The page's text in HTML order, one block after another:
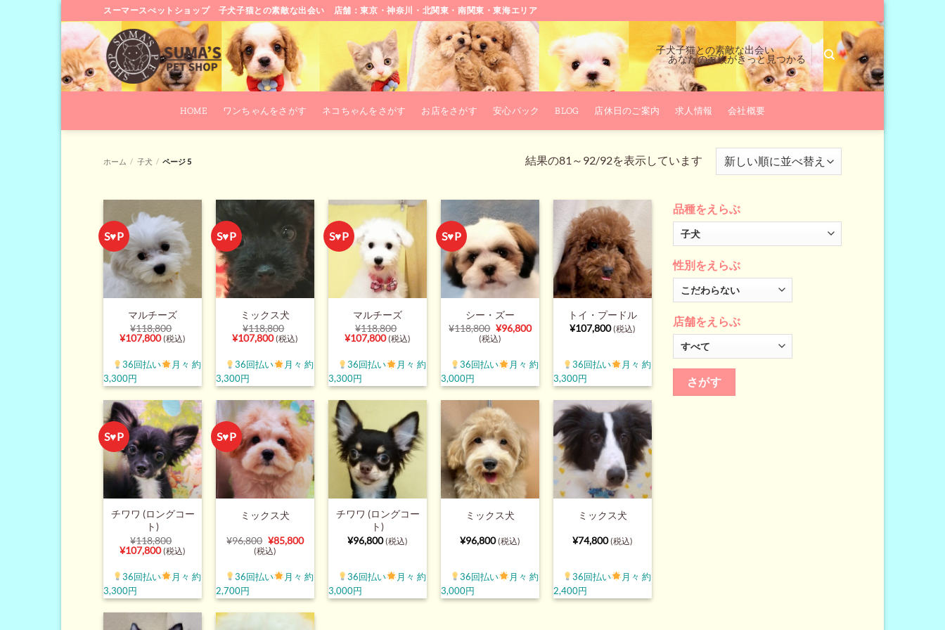
to
content
スーマースぺットショップ 子犬子猫との素敵な出会い 店舗：東京・神奈川・北関東・南関東・東海エリア
子犬子猫との素敵な出会い
あなたの家族がきっと見つかる
HOME ワンちゃんをさがす ネコちゃんをさがす お店をさがす 安心パック BLOG 店休日のご案内 求人情報 会社概要
ホーム / 子犬 / ページ 5 結果の81～92/92を表示しています新
順
S♥P
マルチーズ
¥118,800
元
格
は
¥118,800
し
た。
¥107,800現
在
価
は
で
す。
(税込)
36回払い
月々 約
3,300円
S♥P
ミックス犬
¥118,800
元
格
は
¥118,800
し
た。
¥107,800現
在
価
は
で
す。
(税込)
36回払い
月々 約
3,300円
S♥P
マルチーズ
¥118,800
元
格
は
¥118,800
し
た。
¥107,800現
在
価
は
す。
(税込)
36回払い
月々 約
3,300円
S♥P
シー・ズー
¥118,800 元
の
価
は
で
た。
¥96,800現
格
¥96,800
(税込)
36回払い
月々 約
3,000円
トイ・プードル
¥107,800 (税込)
36回払い
月々 約
3,300円
S♥P
チワワ (ロングコー
ト)
¥118,800
元
格
は
¥118,800
¥107,800現
在
の
価
は
(税込)
36回払い
月々 約
3,300円
S♥P
ミックス犬
¥96,800 元
の
価
格
は
で
¥85,800現
格
¥85,800
す。
(税込)
36回払い
月々 約
2,700円
チワワ (ロングコー
ト)
¥96,800 (税込)
36回払い
月々 約
3,000円
ミックス犬
¥96,800 (税込)
36回払い
月々 約
3,000円
ミックス犬
¥74,800 (税込)
36回払い
月々 約
2,400円
品種をえらぶ
性別をえらぶ
店舗をえらぶ